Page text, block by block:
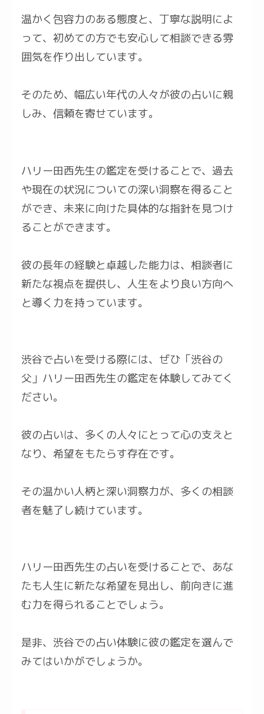
温かく包容力のある態度と、丁寧な説明によ
って、初めての方でも安心して相談できる雰
囲気を作り出しています。
そのため、幅広い年代の人々が彼の占いに親
しみ、信頼を寄せています。
ハリー田西先生の鑑定を受けることで、過去
や現在の状況についての深い洞察を得ること
ができ、未来に向けた具体的な指針を見つけ
ることができます。
彼の長年の経験と卓越した能力は、相談者に
新たな視点を提供し、人生をより良い方向へ
と導く力を持っています。
渋谷で占いを受ける際には、ぜひ「渋谷の
父」ハリー田西先生の鑑定を体験してみてく
ださい。
彼の占いは、多くの人々にとって心の支えと
なり、希望をもたらす存在です。
その温かい人柄と深い洞察力が、多くの相談
者を魅了し続けています。
ハリー田西先生の占いを受けることで、あな
たも人生に新たな希望を見出し、前向きに進
む力を得られることでしょう。
是非、渋谷での占い体験に彼の鑑定を選んで
みてはいかがでしょうか。